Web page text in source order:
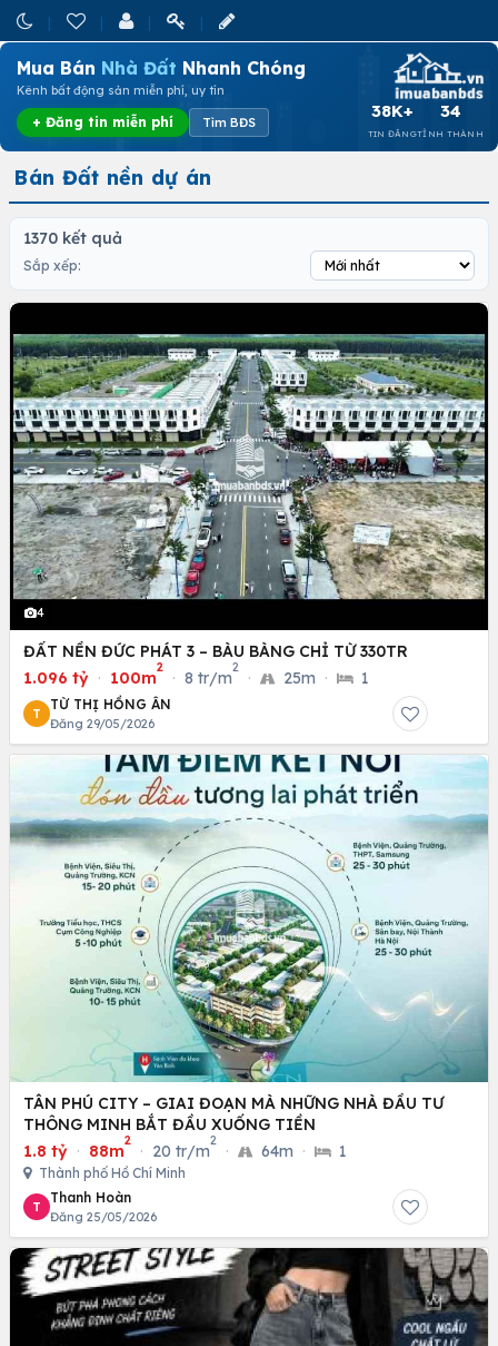
Mua Bán Nhà Đất Nhanh Chóng
Kênh bất động sản miễn phí, uy tín
+ Đăng tin miễn phí Tìm BĐS
38K+
TIN ĐĂNG
34
TỈNH THÀNH
Bán Đất nền dự án
1370 kết quả
Sắp xếp:
4
ĐẤT NỀN ĐỨC PHÁT 3 – BÀU BÀNG CHỈ TỪ 330TR
1.096 tỷ · 100m
2
· 8 tr/m
2
· 25m · 1
T
TỪ THỊ HỒNG ÂN
Đăng 29/05/2026
TÂN PHÚ CITY – GIAI ĐOẠN MÀ NHỮNG NHÀ ĐẦU TƯ
THÔNG MINH BẮT ĐẦU XUỐNG TIỀN
1.8 tỷ · 88m
2
· 20 tr/m
2
· 64m · 1
Thành phố Hồ Chí Minh
T
Thanh Hoàn
Đăng 25/05/2026